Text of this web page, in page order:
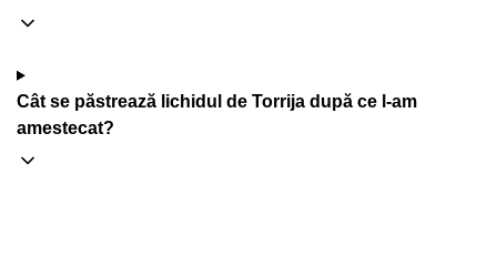
Cât se păstrează lichidul de Torrija după ce l-am
amestecat?